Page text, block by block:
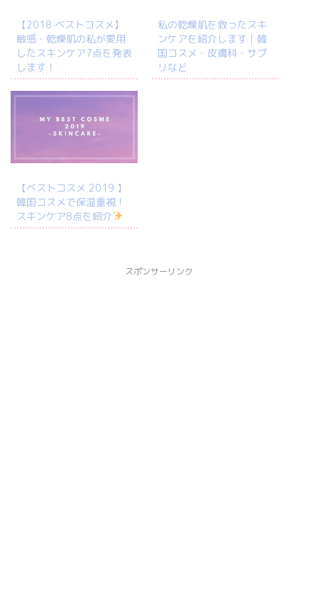
【2018 ベストコスメ】
敏感・乾燥肌の私が愛用
したスキンケア7点を発表
します！
私の乾燥肌を救ったスキ
ンケアを紹介します｜韓
国コスメ・皮膚科・サプ
リなど
【ベストコスメ 2019 】
韓国コスメで保湿重視！
スキンケア8点を紹介
スポンサーリンク